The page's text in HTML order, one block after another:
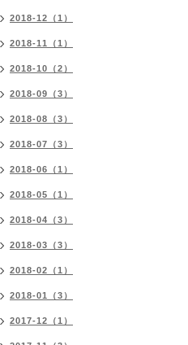
2018-12（1）
2018-11（1）
2018-10（2）
2018-09（3）
2018-08（3）
2018-07（3）
2018-06（1）
2018-05（1）
2018-04（3）
2018-03（3）
2018-02（1）
2018-01（3）
2017-12（1）